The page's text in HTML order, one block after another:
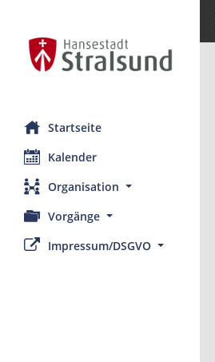
Startseite
Kalender
Organisation
Vorgänge
Impressum/DSGVO